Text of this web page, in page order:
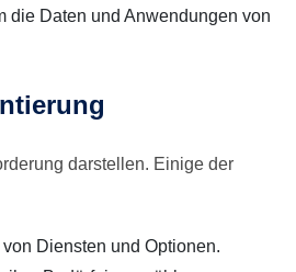
die Daten und Anwendungen von
darstellen. Einige der
Diensten und Optionen.